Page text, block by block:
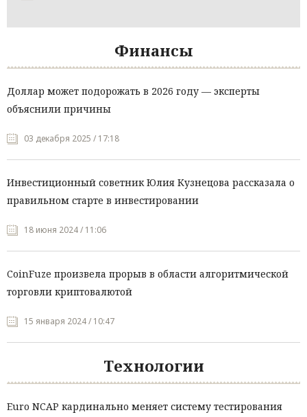
Финансы
Доллар может подорожать в 2026 году — эксперты
объяснили причины
03 декабря 2025 / 17:18
Инвестиционный советник Юлия Кузнецова рассказала о
правильном старте в инвестировании
18 июня 2024 / 11:06
CoinFuze произвела прорыв в области алгоритмической
торговли криптовалютой
15 января 2024 / 10:47
Технологии
Euro NCAP кардинально меняет систему тестирования